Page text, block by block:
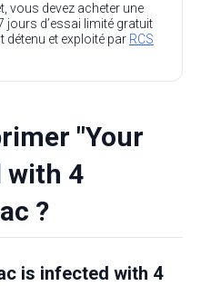
vous devez acheter une
jours d’essai limité gratuit
détenu et exploité par RCS
"Your
with 4
?
is infected with 4